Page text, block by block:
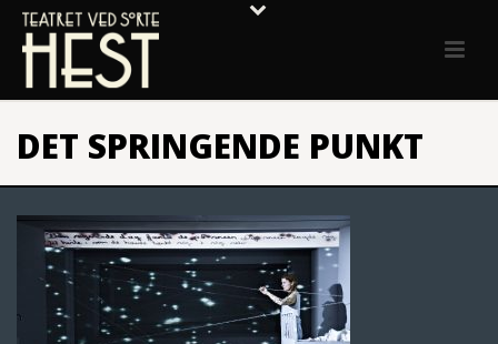
DET SPRINGENDE PUNKT